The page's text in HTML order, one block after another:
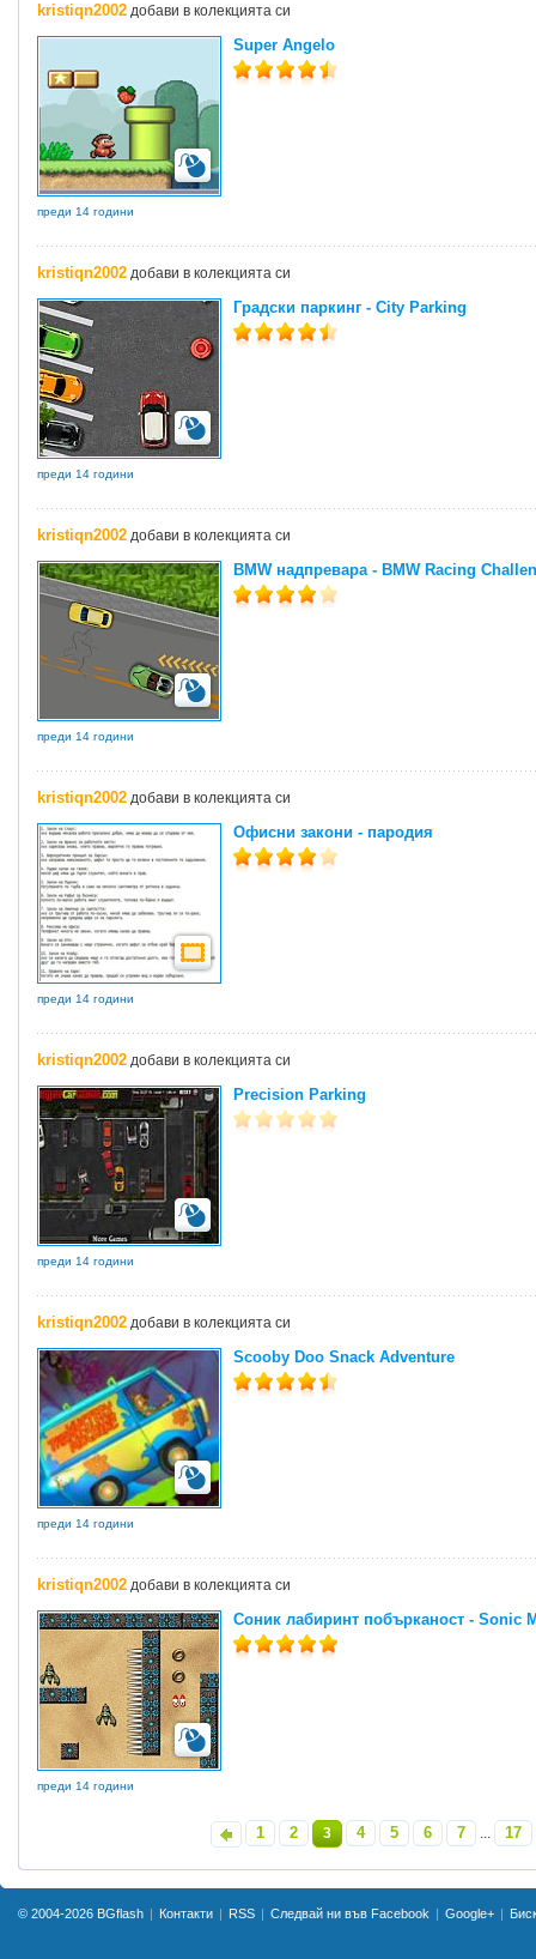
kristiqn2002 добави в колекцията си
Super Angelo
преди 14 години
kristiqn2002 добави в колекцията си
Градски паркинг - City Parking
преди 14 години
kristiqn2002 добави в колекцията си
BMW надпревара - BMW Racing
преди 14 години
kristiqn2002 добави в колекцията си
Офисни закони - пародия
преди 14 години
kristiqn2002 добави в колекцията си
Precision Parking
преди 14 години
kristiqn2002 добави в колекцията си
Scooby Doo Snack Adventure
преди 14 години
kristiqn2002 добави в колекцията си
Соник лабиринт побърканост - Sonic
преди 14 години
1 2 3 4 5 6 7 ... 17»
© 2004-2026 BGflash Контакти RSS Следвай ни във Facebook Google+